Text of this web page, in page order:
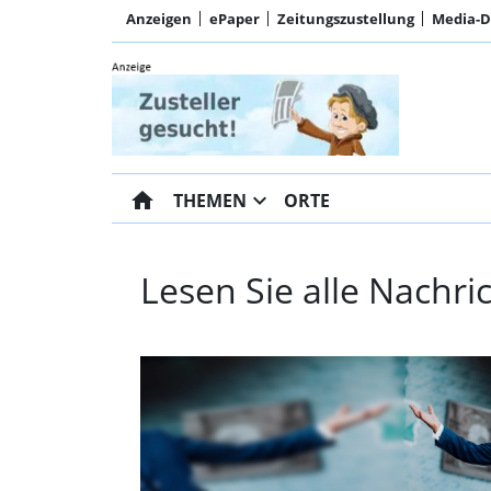
Anzeigen ePaper Zeitungszustellung Media-
home THEMEN expand_more ORTE
Lesen Sie alle